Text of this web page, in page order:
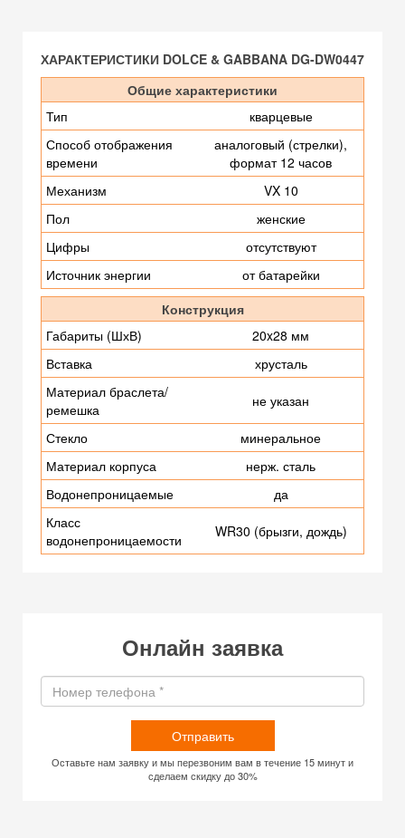
ХАРАКТЕРИСТИКИ DOLCE & GABBANA DG-DW0447
Общие характеристики
Тип
кварцевые
Способ отображения
времени
аналоговый (стрелки),
формат 12 часов
Механизм
VX 10
Пол
женские
Цифры
отсутствуют
Источник энергии
от батарейки
Конструкция
Габариты (ШхВ)
20x28 мм
Вставка
хрусталь
Материал браслета/
ремешка
не указан
Стекло
минеральное
Материал корпуса
нерж. сталь
Водонепроницаемые
да
Класс
водонепроницаемости
WR30 (брызги, дождь)
Онлайн заявка
Отправить
Оставьте нам заявку и мы перезвоним вам в течение 15 минут и
сделаем скидку до 30%